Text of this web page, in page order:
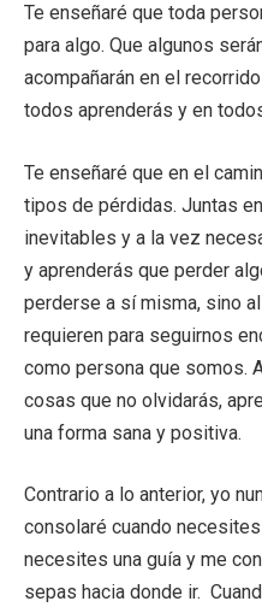
Te enseñaré que toda
para algo. Que algunos
acompañarán en el
todos aprenderás y en
Te enseñaré que en el
tipos de pérdidas. Juntas
inevitables y a la vez
y aprenderás que perder
perderse a sí misma, sino
requieren para seguirnos
como persona que somos.
cosas que no olvidarás,
una forma sana y positiva.
Contrario a lo anterior, yo
consolaré cuando
necesites una guía y me
sepas hacia donde ir.